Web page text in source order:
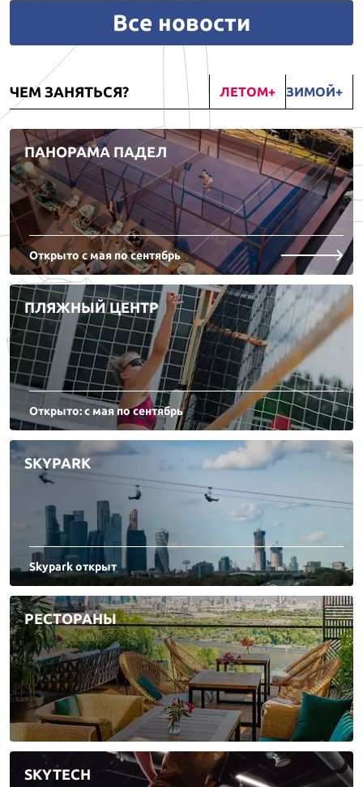
Все новости
ЧЕМ ЗАНЯТЬСЯ? ЛЕТОМ ЗИМОЙ
ПАНОРАМА ПАДЕЛ
Открыто с мая по сентябрь
ПЛЯЖНЫЙ ЦЕНТР
Открыто: с мая по сентябрь
SKYPARK
Skypark открыт
РЕСТОРАНЫ
SKYTECH